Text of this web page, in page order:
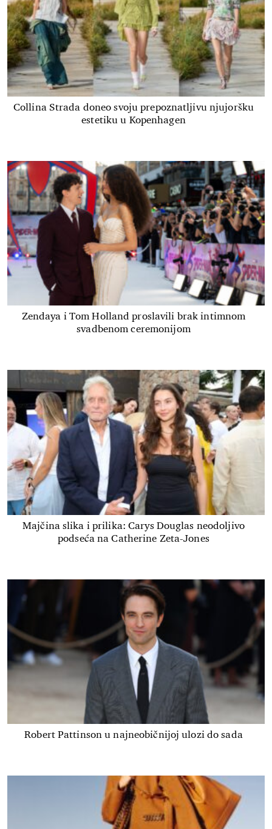
Collina Strada doneo svoju prepoznatljivu njujoršku
estetiku u Kopenhagen
Zendaya i Tom Holland proslavili brak intimnom
svadbenom ceremonijom
Majčina slika i prilika: Carys Douglas neodoljivo
podseća na Catherine Zeta-Jones
Robert Pattinson u najneobičnijoj ulozi do sada